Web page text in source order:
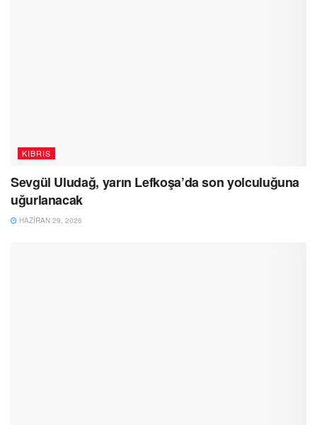
KIBRIS
Sevgül Uludağ, yarın Lefkoşa’da son yolculuğuna
uğurlanacak
HAZIRAN 29, 2026